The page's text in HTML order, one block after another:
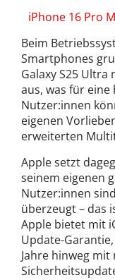
iPhone 16 Pro
Beim
Smartphones
Galaxy S25 Ultra
aus, was für
Nutzer:innen
eigenen
erweiterten
Apple setzt
seinem eigenen
Nutzer:innen
überzeugt – das
Apple bietet mit
Update-
Jahre hinweg